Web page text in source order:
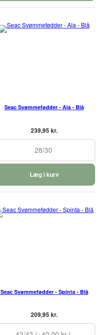
Seac Svømmefødder - Ala - Blå
239,95 kr.
28/30
Læg i kurv
Seac Svømmefødder - Spinta - Blå
209,95 kr.